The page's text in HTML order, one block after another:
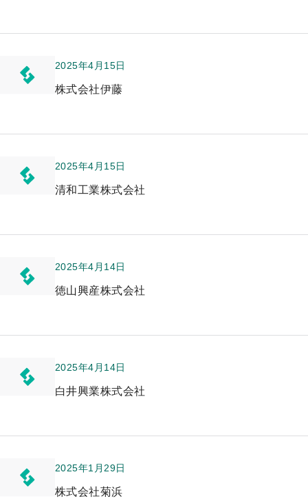
2025年4月15日
株式会社伊藤
2025年4月15日
清和工業株式会社
2025年4月14日
徳山興産株式会社
2025年4月14日
白井興業株式会社
2025年1月29日
株式会社菊浜